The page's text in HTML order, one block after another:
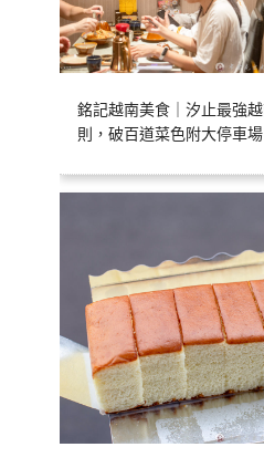
銘記越南美食｜汐止最強
則，破百道菜色附大停車場